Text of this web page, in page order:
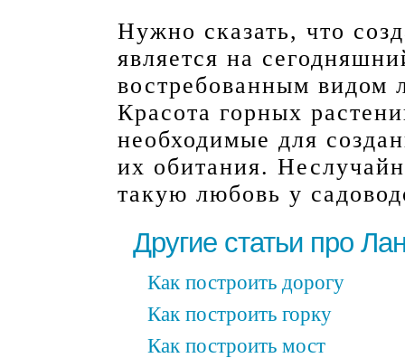
Нужно сказать, что
является на
востребованным видом
Красота горных
необходимые для
их обитания.
такую любовь у
Другие статьи про
Как построить дорогу
Как построить горку
Как построить мост